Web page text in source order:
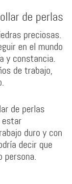
de perlas
preciosas.
en el mundo
y constancia.
de trabajo,
de perlas
estar
duro y con
decir que